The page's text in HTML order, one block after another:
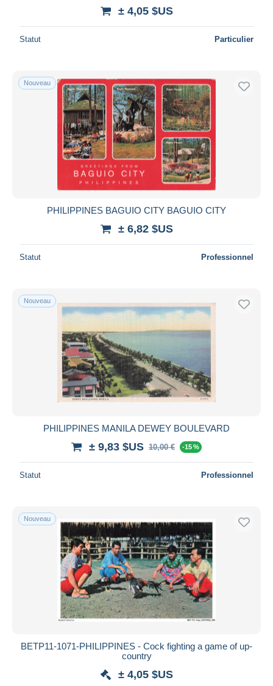
± 4,05 $US
Statut Particulier
Nouveau
PHILIPPINES BAGUIO CITY BAGUIO CITY
± 6,82 $US
Statut Professionnel
Nouveau
PHILIPPINES MANILA DEWEY BOULEVARD
± 9,83 $US 10,00 € -15 %
Statut Professionnel
Nouveau
BETP11-1071-PHILIPPINES - Cock fighting a game of up-
country
± 4,05 $US